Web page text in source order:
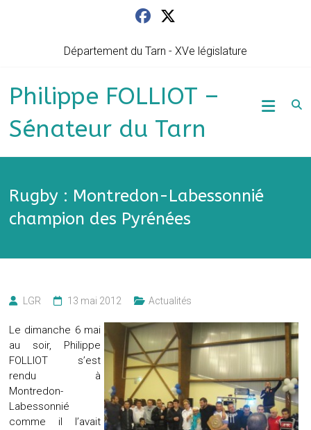
Département du Tarn - XVe législature
Philippe FOLLIOT –
Sénateur du Tarn
Rugby : Montredon-Labessonnié
champion des Pyrénées
LGR 13 mai 2012 Actualités
Le dimanche 6 mai
au soir, Philippe
FOLLIOT s’est
rendu à
Montredon-
Labessonnié
comme il l’avait